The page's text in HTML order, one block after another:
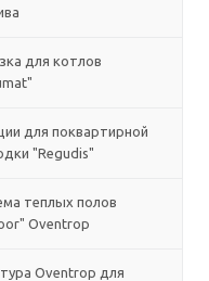
для котлов
для поквартирной
"Regudis"
теплых полов
Oventrop
Oventrop для